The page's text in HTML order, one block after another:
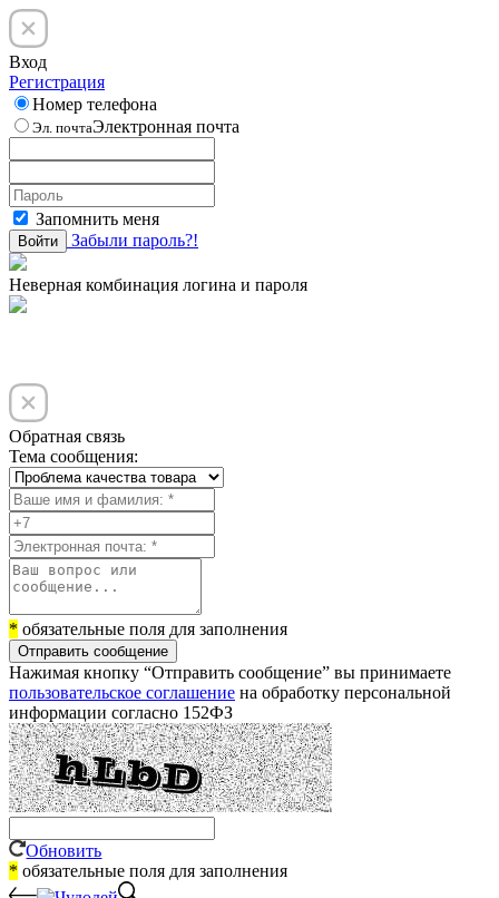
Вход
Регистрация
Номер телефона
Эл. почтаЭлектронная почта
Запомнить меня
Войти Забыли пароль?!
Неверная комбинация логина и пароля
Обратная связь
Тема сообщения:
* обязательные поля для заполнения
Отправить сообщение
Нажимая кнопку “Отправить сообщение” вы принимаете
пользовательское соглашение на обработку персональной
информации согласно 152ФЗ
Обновить
* обязательные поля для заполнения